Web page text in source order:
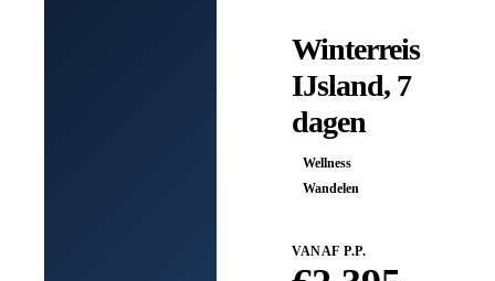
Winterreis
IJsland, 7
dagen
Wellness
Wandelen
VANAF P.P.